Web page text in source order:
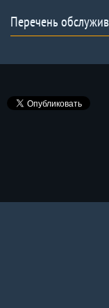
Перечень